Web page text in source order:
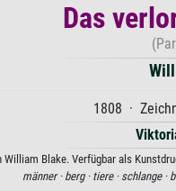
Das
1808 ·
William Blake. Verfügbar als
männer · berg · tiere · schlange ·